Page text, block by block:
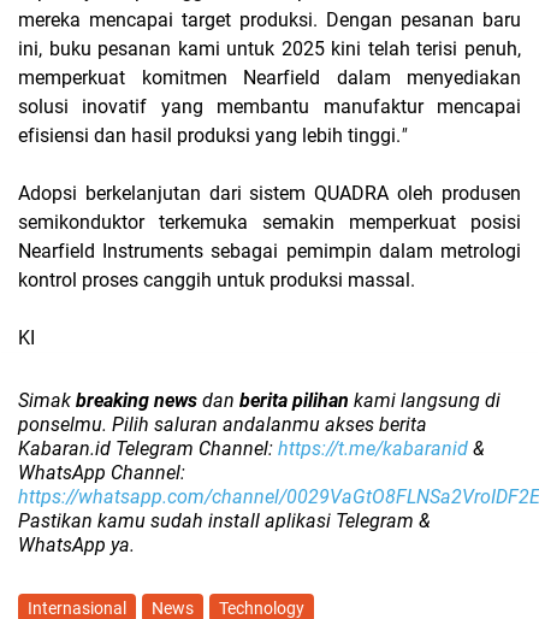
mereka mencapai target produksi. Dengan pesanan baru
ini, buku pesanan kami untuk 2025 kini telah terisi penuh,
memperkuat komitmen Nearfield dalam menyediakan
solusi inovatif yang membantu manufaktur mencapai
efisiensi dan hasil produksi yang lebih tinggi."
Adopsi berkelanjutan dari sistem QUADRA oleh produsen
semikonduktor terkemuka semakin memperkuat posisi
Nearfield Instruments sebagai pemimpin dalam metrologi
kontrol proses canggih untuk produksi massal.
KI
Simak breaking news dan berita pilihan kami langsung di
ponselmu. Pilih saluran andalanmu akses berita
Kabaran.id Telegram Channel: https://t.me/kabaranid &
WhatsApp Channel:
https://whatsapp.com/channel/0029VaGtO8FLNSa2VroIDF2E
Pastikan kamu sudah install aplikasi Telegram &
WhatsApp ya.
Internasional News Technology